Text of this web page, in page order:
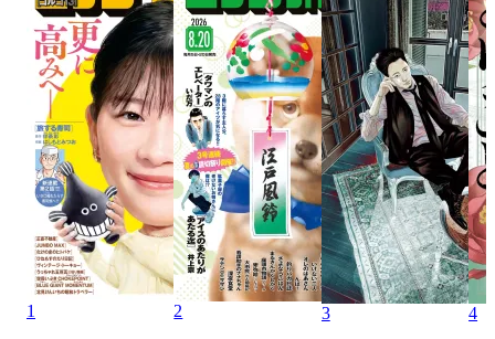
1 2 3 4